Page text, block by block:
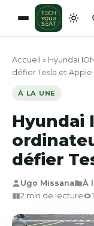
contenu
Accueil » Hyundai
défier Tesla et Apple
À LA UNE
Hyundai
défier
Ugo Missana À
2 min de lecture
1